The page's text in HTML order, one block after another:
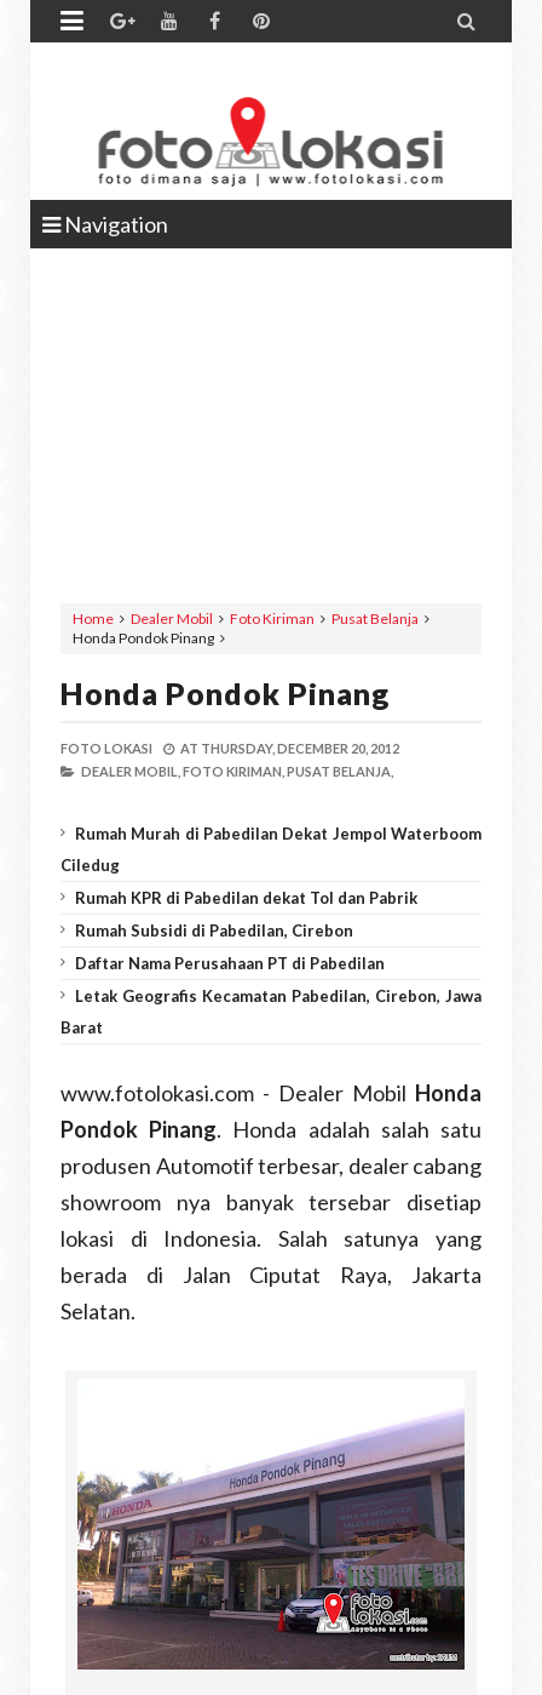
 
Navigation
Home Dealer Mobil Foto Kiriman
Pusat Belanja
Honda Pondok Pinang
Honda Pondok Pinang
FOTO LOKASI AT THURSDAY, DECEMBER 20, 2012
DEALER MOBIL, FOTO KIRIMAN, PUSAT BELANJA,
Rumah Murah di Pabedilan Dekat Jempol Waterboom
Ciledug
Rumah KPR di Pabedilan dekat Tol dan Pabrik
Rumah Subsidi di Pabedilan, Cirebon
Daftar Nama Perusahaan PT di Pabedilan
Letak Geografis Kecamatan Pabedilan, Cirebon, Jawa
Barat
www.fotolokasi.com - Dealer Mobil Honda
Pondok Pinang. Honda adalah salah satu
produsen Automotif terbesar, dealer cabang
showroom nya banyak tersebar disetiap
lokasi di Indonesia. Salah satunya yang
berada di Jalan Ciputat Raya, Jakarta
Selatan.